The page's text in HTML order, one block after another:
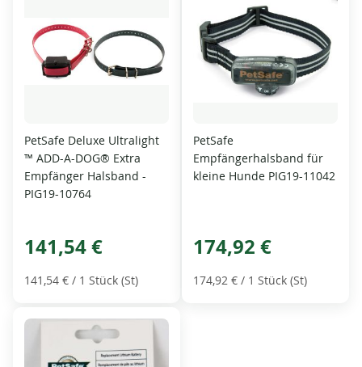
PetSafe Deluxe Ultralight
™ ADD-A-DOG® Extra
Empfänger Halsband -
PIG19-10764
141,54 €
141,54 € / 1 Stück (St)
PetSafe
Empfängerhalsband für
kleine Hunde PIG19-11042
174,92 €
174,92 € / 1 Stück (St)